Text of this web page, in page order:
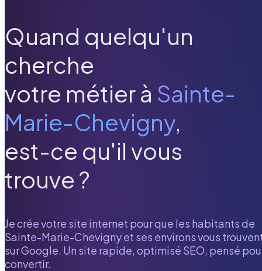
Quand quelqu'un
cherche
votre métier à Sainte-
Marie-Chevigny,
est-ce qu'il vous
trouve ?
Je crée votre site internet pour que les habitants de
Sainte-Marie-Chevignyet ses environs vous
sur Google. Un site rapide, optimisé SEO, pensé
convertir.